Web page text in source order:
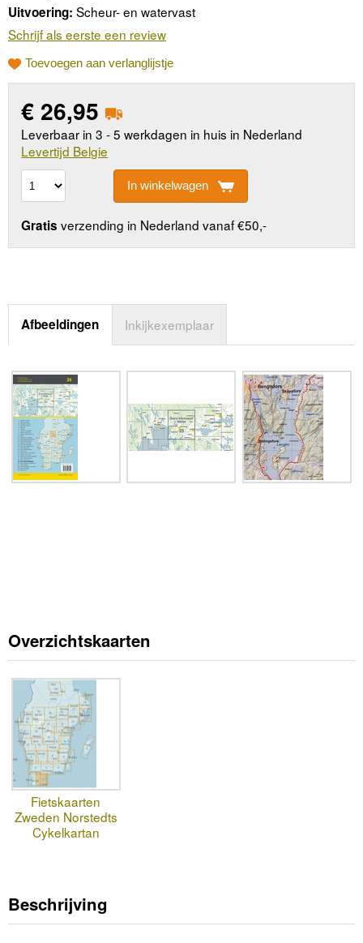
Uitvoering: Scheur- en watervast
Schrijf als eerste een review
Toevoegen aan verlanglijstje
€ 26,95
Leverbaar in 3 - 5 werkdagen in huis in Nederland
Levertijd Belgie
In winkelwagen
Gratis verzending in Nederland vanaf €50,-
Afbeeldingen Inkijkexemplaar
Overzichtskaarten
Fietskaarten
Zweden Norstedts
Cykelkartan
Beschrijving